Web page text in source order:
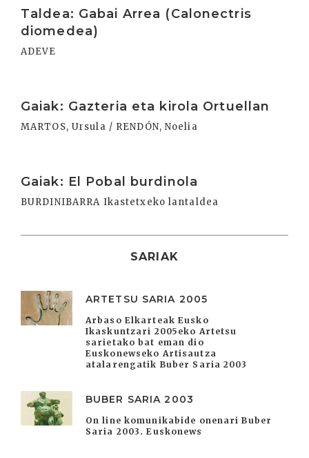
Taldea: Gabai Arrea (Calonectris
diomedea)
ADEVE
Gaiak: Gazteria eta kirola Ortuellan
MARTOS, Ursula / RENDÓN, Noelia
Gaiak: El Pobal burdinola
BURDINIBARRA Ikastetxeko lantaldea
SARIAK
ARTETSU SARIA 2005
Arbaso Elkarteak Eusko
Ikaskuntzari 2005eko Artetsu
sarietako bat eman dio
Euskonewseko Artisautza
atalarengatik Buber Saria 2003
BUBER SARIA 2003
On line komunikabide onenari Buber
Saria 2003. Euskonews